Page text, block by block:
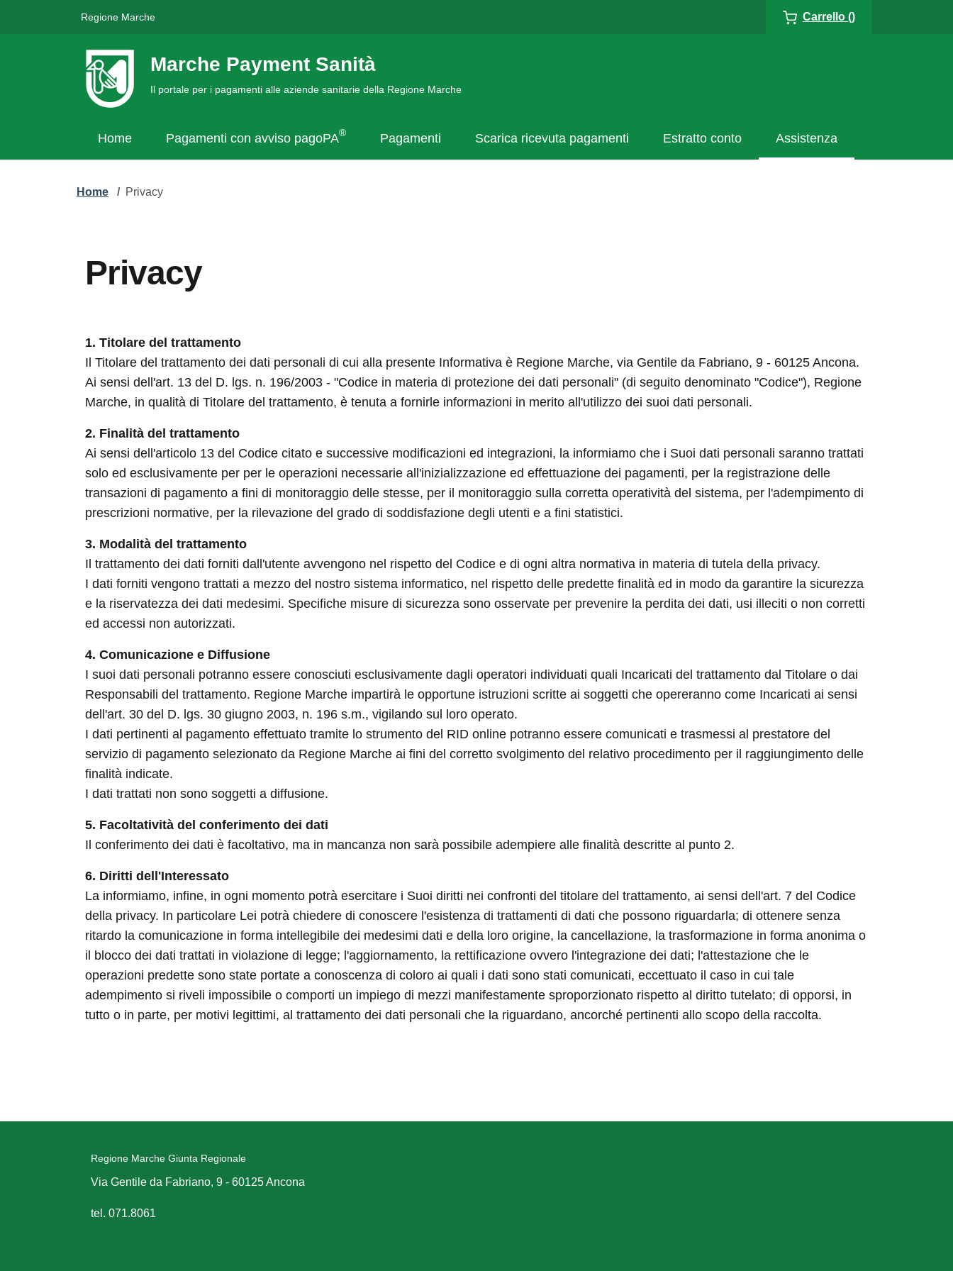
Regione Marche Carrello ()
Marche Payment Sanità
Il portale per i pagamenti alle aziende sanitarie della Regione Marche
Home Pagamenti con avviso pagoPA® Pagamenti Scarica ricevuta pagamenti Estratto conto Assistenza
Home / Privacy
Privacy
1. Titolare del trattamento
Il Titolare del trattamento dei dati personali di cui alla presente Informativa è Regione Marche, via Gentile da Fabriano, 9 - 60125 Ancona.
Ai sensi dell'art. 13 del D. lgs. n. 196/2003 - "Codice in materia di protezione dei dati personali" (di seguito denominato "Codice"), Regione
Marche, in qualità di Titolare del trattamento, è tenuta a fornirle informazioni in merito all'utilizzo dei suoi dati personali.
2. Finalità del trattamento
Ai sensi dell'articolo 13 del Codice citato e successive modificazioni ed integrazioni, la informiamo che i Suoi dati personali saranno trattati
solo ed esclusivamente per per le operazioni necessarie all'inizializzazione ed effettuazione dei pagamenti, per la registrazione delle
transazioni di pagamento a fini di monitoraggio delle stesse, per il monitoraggio sulla corretta operatività del sistema, per l'adempimento di
prescrizioni normative, per la rilevazione del grado di soddisfazione degli utenti e a fini statistici.
3. Modalità del trattamento
Il trattamento dei dati forniti dall'utente avvengono nel rispetto del Codice e di ogni altra normativa in materia di tutela della privacy.
I dati forniti vengono trattati a mezzo del nostro sistema informatico, nel rispetto delle predette finalità ed in modo da garantire la sicurezza
e la riservatezza dei dati medesimi. Specifiche misure di sicurezza sono osservate per prevenire la perdita dei dati, usi illeciti o non corretti
ed accessi non autorizzati.
4. Comunicazione e Diffusione
I suoi dati personali potranno essere conosciuti esclusivamente dagli operatori individuati quali Incaricati del trattamento dal Titolare o dai
Responsabili del trattamento. Regione Marche impartirà le opportune istruzioni scritte ai soggetti che opereranno come Incaricati ai sensi
dell'art. 30 del D. lgs. 30 giugno 2003, n. 196 s.m., vigilando sul loro operato.
I dati pertinenti al pagamento effettuato tramite lo strumento del RID online potranno essere comunicati e trasmessi al prestatore del
servizio di pagamento selezionato da Regione Marche ai fini del corretto svolgimento del relativo procedimento per il raggiungimento delle
finalità indicate.
I dati trattati non sono soggetti a diffusione.
5. Facoltatività del conferimento dei dati
Il conferimento dei dati è facoltativo, ma in mancanza non sarà possibile adempiere alle finalità descritte al punto 2.
6. Diritti dell'Interessato
La informiamo, infine, in ogni momento potrà esercitare i Suoi diritti nei confronti del titolare del trattamento, ai sensi dell'art. 7 del Codice
della privacy. In particolare Lei potrà chiedere di conoscere l'esistenza di trattamenti di dati che possono riguardarla; di ottenere senza
ritardo la comunicazione in forma intellegibile dei medesimi dati e della loro origine, la cancellazione, la trasformazione in forma anonima o
il blocco dei dati trattati in violazione di legge; l'aggiornamento, la rettificazione ovvero l'integrazione dei dati; l'attestazione che le
operazioni predette sono state portate a conoscenza di coloro ai quali i dati sono stati comunicati, eccettuato il caso in cui tale
adempimento si riveli impossibile o comporti un impiego di mezzi manifestamente sproporzionato rispetto al diritto tutelato; di opporsi, in
tutto o in parte, per motivi legittimi, al trattamento dei dati personali che la riguardano, ancorché pertinenti allo scopo della raccolta.
Regione Marche Giunta Regionale
Via Gentile da Fabriano, 9 - 60125 Ancona
tel. 071.8061